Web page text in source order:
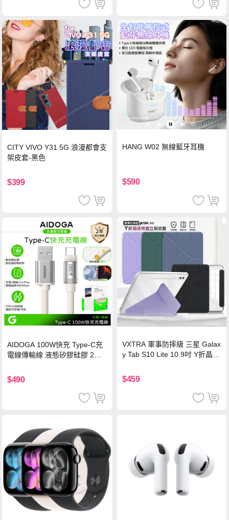
CITY VIVO Y31 5G 浪漫都會支
架皮套-黑色
$399
HANG W02 無線藍牙耳機
$590
AIDOGA 100W快充 Type-C充
電線傳輸線 液態矽膠硅膠 2M
$490
VXTRA 軍事防摔級 三星 Galax
y Tab S10 Lite 10.9吋 Y折晶透
$459